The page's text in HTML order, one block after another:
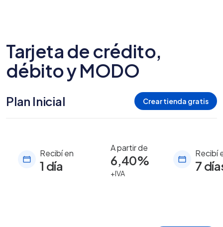
Tarjeta de crédito,
débito y MODO
Plan Inicial Crear tienda gratis
Recibí en
1 día
A partir de
6,40%
+IVA
Recibí
7